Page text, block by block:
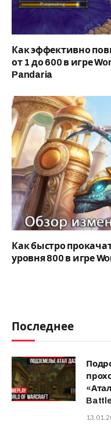
Как эффективно
от 1 до 600 в игре
Pandaria
Как быстро
уровня 800 в игре
Последнее